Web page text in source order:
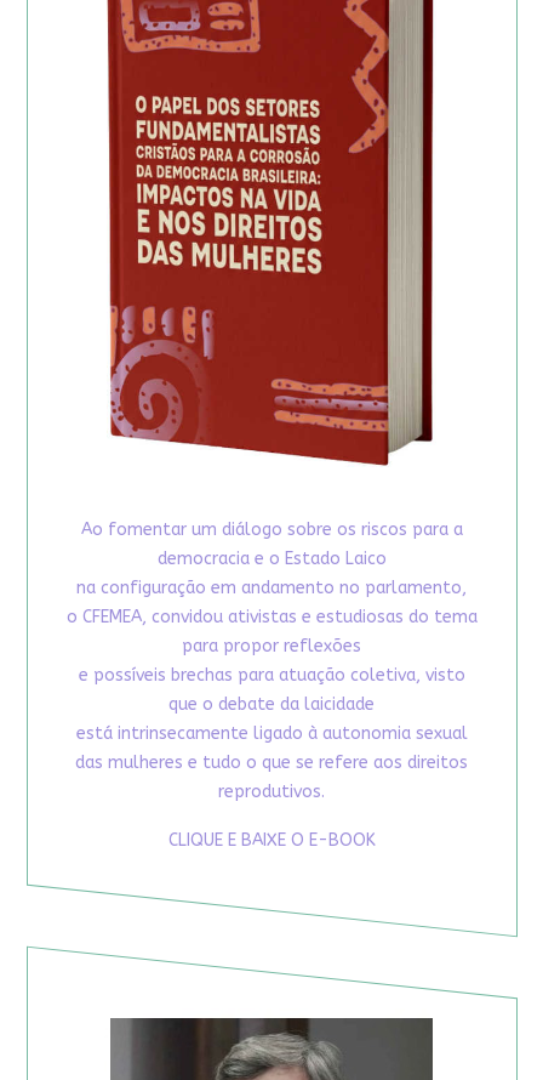
Ao fomentar um diálogo sobre os riscos para a
democracia e o Estado Laico
na configuração em andamento no parlamento,
o CFEMEA, convidou ativistas e estudiosas do tema
para propor reflexões
e possíveis brechas para atuação coletiva, visto
que o debate da laicidade
está intrinsecamente ligado à autonomia sexual
das mulheres e tudo o que se refere aos direitos
reprodutivos.
CLIQUE E BAIXE O E-BOOK